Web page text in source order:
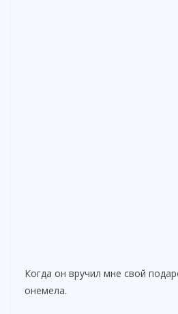
Когда он вручил мне свой
онемела.